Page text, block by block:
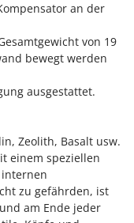
an der
von 19
bewegt werden
ausgestattet.
Zeolith, Basalt usw.
einem speziellen
internen
zu gefährden, ist
am Ende jeder